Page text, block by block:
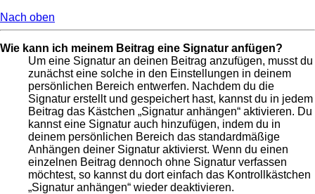
Nach oben
Wie kann ich meinem Beitrag eine Signatur anfügen?
Um eine Signatur an deinen Beitrag anzufügen, musst du
zunächst eine solche in den Einstellungen in deinem
persönlichen Bereich entwerfen. Nachdem du die
Signatur erstellt und gespeichert hast, kannst du in jedem
Beitrag das Kästchen „Signatur anhängen“ aktivieren. Du
kannst eine Signatur auch hinzufügen, indem du in
deinem persönlichen Bereich das standardmäßige
Anhängen deiner Signatur aktivierst. Wenn du einen
einzelnen Beitrag dennoch ohne Signatur verfassen
möchtest, so kannst du dort einfach das Kontrollkästchen
„Signatur anhängen“ wieder deaktivieren.